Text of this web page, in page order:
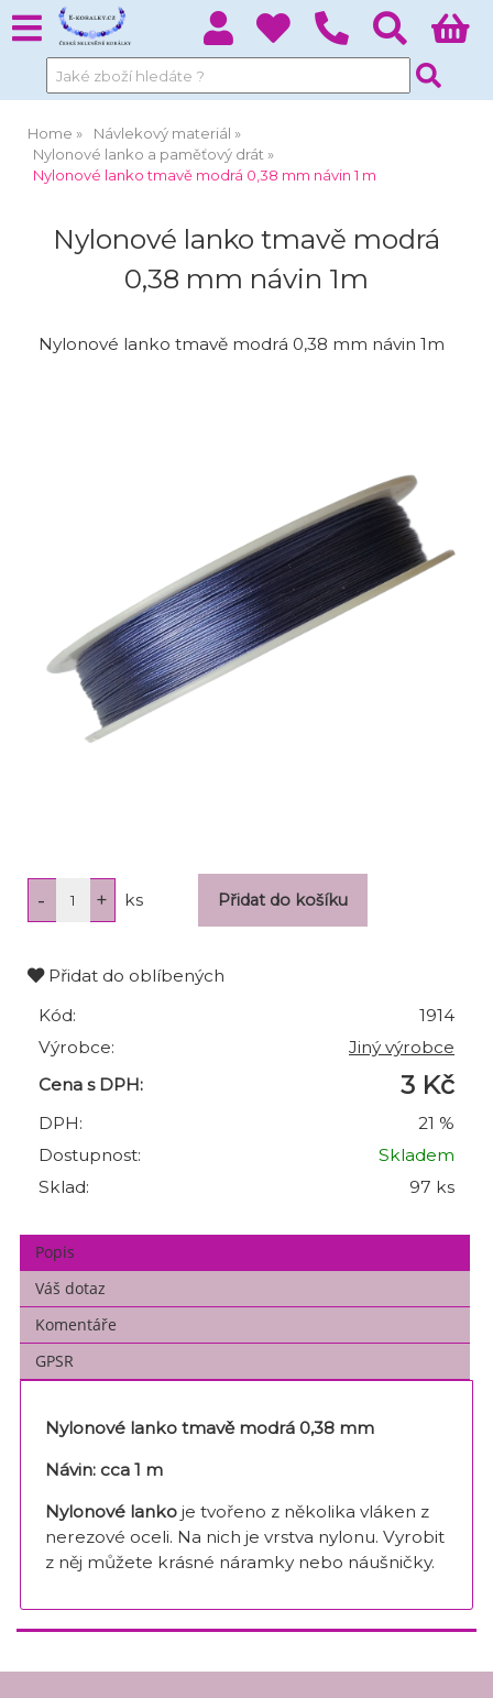
Home
Návlekový materiál
Nylonové lanko a paměťový drát
Nylonové lanko tmavě modrá 0,38 mm návin 1 m
Nylonové lanko tmavě modrá
0,38 mm návin 1m
Nylonové lanko tmavě modrá 0,38 mm návin 1m
ks
Přidat do oblíbených
Kód:
1914
Výrobce:
Jiný výrobce
Cena s DPH:
3 Kč
DPH:
21 %
Dostupnost:
Skladem
Sklad:
97 ks
Popis
Váš dotaz
Komentáře
GPSR
Nylonové lanko tmavě modrá 0,38 mm
Návin: cca 1 m
Nylonové lankoje tvořeno z několika vláken z
nerezové oceli. Na nich je vrstva nylonu. Vyrobit
z něj můžete krásné náramky nebo náušničky.